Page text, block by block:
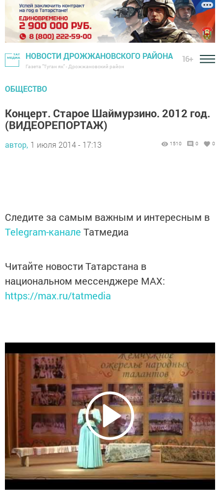
НОВОСТИ ДРОЖЖАНОВСКОГО РАЙОНА
Газета "Туган як" - Дрожжановский район
16+
ОБЩЕСТВО
Концерт. Старое Шаймурзино. 2012 год.
(ВИДЕОРЕПОРТАЖ)
автор, 1 июля 2014 - 17:13 1510 0 0
Следите за самым важным и интересным в
Telegram-канале Татмедиа
Читайте новости Татарстана в
национальном мессенджере MАХ:
https://max.ru/tatmedia